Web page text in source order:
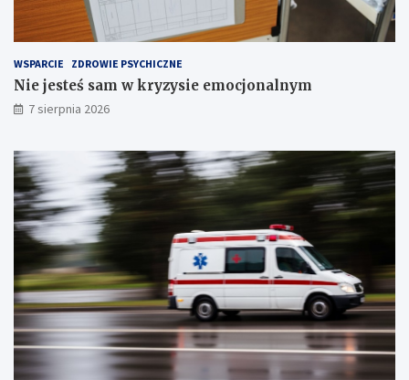
r
c
h
S
w
ó
w
!
WSPARCIE ZDROWIE PSYCHICZNE
Nie jesteś sam w kryzysie emocjonalnym
7 sierpnia 2026